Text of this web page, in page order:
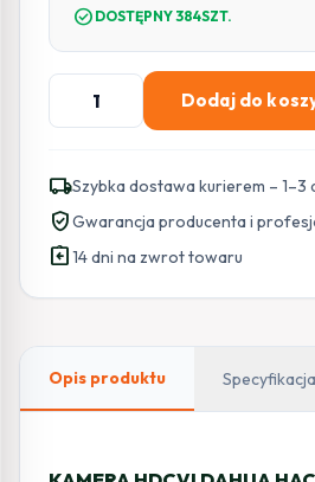
check_circle DOSTĘPNY 384SZT.
ilość
KAMERA
DAHUA
HAC-
HDW1200TRQ-
0280B-
Dodaj do
local_shippingSzybka dostawa kurierem – 1–3
verified_userGwarancja producenta i
assignment_return14 dni na zwrot towaru
Opis produktu